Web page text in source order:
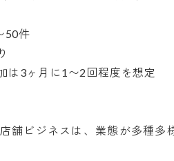
50件
は3ヶ月に1〜2回程度を想定
舗ビジネスは、業態が多種多